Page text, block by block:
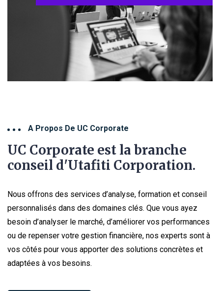
A Propos De UC Corporate
UC Corporate est la branche
conseil d'Utafiti Corporation.
Nous offrons des services d’analyse, formation et conseil
personnalisés dans des domaines clés. Que vous ayez
besoin d’analyser le marché, d’améliorer vos performances
ou de repenser votre gestion financière, nos experts sont à
vos côtés pour vous apporter des solutions concrètes et
adaptées à vos besoins.